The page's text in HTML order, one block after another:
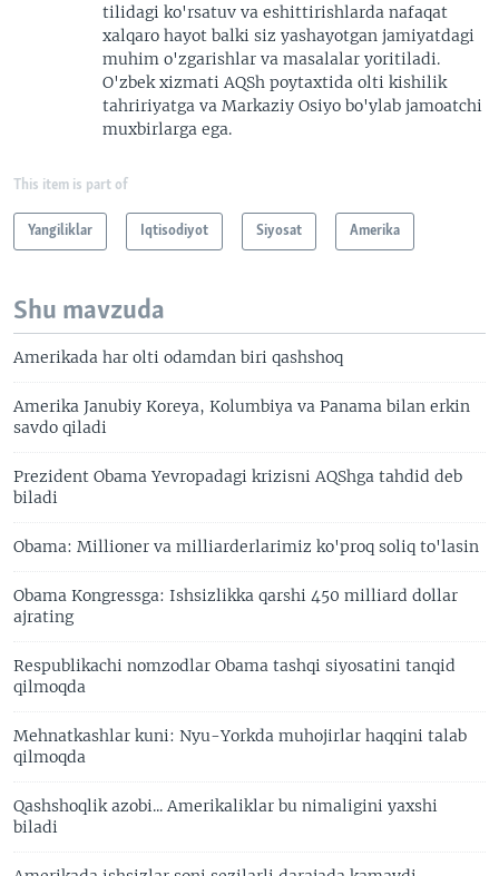
tilidagi ko'rsatuv va eshittirishlarda nafaqat
xalqaro hayot balki siz yashayotgan jamiyatdagi
muhim o'zgarishlar va masalalar yoritiladi.
O'zbek xizmati AQSh poytaxtida olti kishilik
tahririyatga va Markaziy Osiyo bo'ylab jamoatchi
muxbirlarga ega.
This item is part of
Yangiliklar Iqtisodiyot Siyosat Amerika
Shu mavzuda
Amerikada har olti odamdan biri qashshoq
Amerika Janubiy Koreya, Kolumbiya va Panama bilan erkin
savdo qiladi
Prezident Obama Yevropadagi krizisni AQShga tahdid deb
biladi
Obama: Millioner va milliarderlarimiz ko'proq soliq to'lasin
Obama Kongressga: Ishsizlikka qarshi 450 milliard dollar
ajrating
Respublikachi nomzodlar Obama tashqi siyosatini tanqid
qilmoqda
Mehnatkashlar kuni: Nyu-Yorkda muhojirlar haqqini talab
qilmoqda
Qashshoqlik azobi... Amerikaliklar bu nimaligini yaxshi
biladi